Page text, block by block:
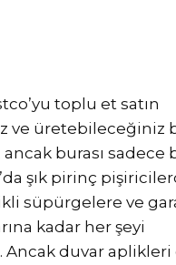
toplu et satın
ve üretebileceğiniz
burası sadece
şık pirinç
süpürgelere ve
kadar her şeyi
Ancak duvar aplikleri